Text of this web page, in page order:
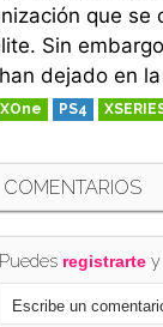
que se
Sin
dejado en
XOne PS4
COMENTARIOS
Puedes registrartey